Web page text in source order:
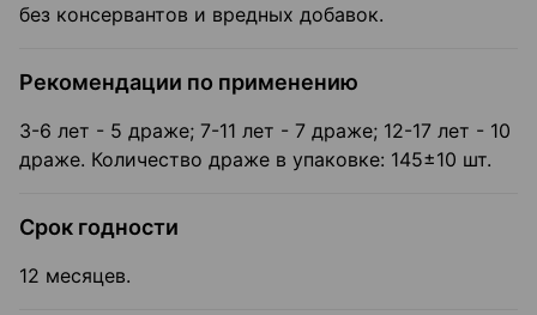
без консервантов и вредных добавок.
Рекомендации по применению
3-6 лет - 5 драже; 7-11 лет - 7 драже; 12-17 лет - 10
драже. Количество драже в упаковке: 145±10 шт.
Срок годности
12 месяцев.